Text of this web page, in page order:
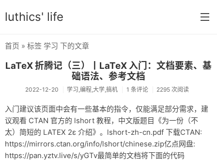
luthics' life
分类
学习
编程
大学
搞机
首页 » 标签 学习 下的文章
LaTeX 折腾记（三）丨LaTeX 入门：文档要素、基
础语法、参考文档
2022-12-20 学习,编程,大学,搞机 1 条评论 2295 次阅读
入门建议该页面中会有一些基本的指令，仅能满足部分需求，建
议观看 CTAN 官方的 lshort 教程，中文版题目《为一份（不
太）简短的 LATEX 2ε 介绍》。lshort-zh-cn.pdf 下载CTAN:
https://mirrors.ctan.org/info/lshort/chinese.zip亿点网盘:
https://pan.yztv.live/s/yGTv最简单的文档将下面的代码